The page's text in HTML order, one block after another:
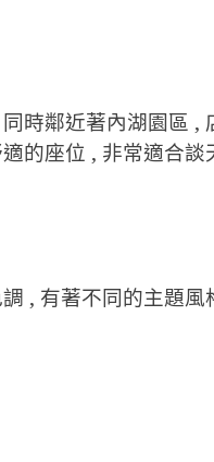
時鄰近著內湖園區 ,
的座位 , 非常適合談
, 有著不同的主題風